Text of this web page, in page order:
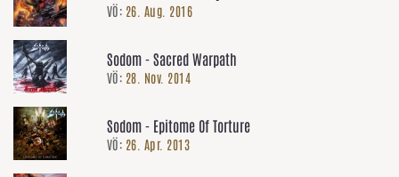
VÖ: 26. Aug. 2016
Sodom - Sacred Warpath
VÖ: 28. Nov. 2014
Sodom - Epitome Of Torture
VÖ: 26. Apr. 2013